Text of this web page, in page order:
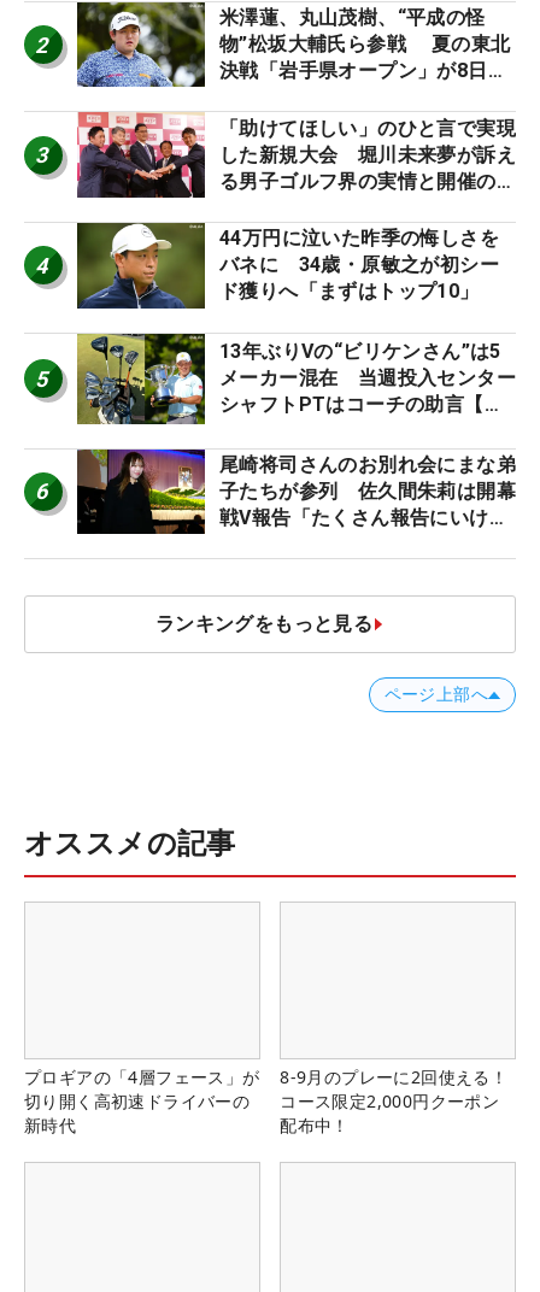
ーのヒトネタ！】
2
米澤蓮、丸山茂樹、“平成の怪
物”松坂大輔氏ら参戦 夏の東北
決戦「岩手県オープン」が8日開
3
「助けてほしい」のひと言で実現
した新規大会 堀川未来夢が訴え
る男子ゴルフ界の実情と開催の舞
4
44万円に泣いた昨季の悔しさを
バネに 34歳・原敏之が初シー
ド獲りへ「まずはトップ10」
5
13年ぶりVの“ビリケンさん”は5
メーカー混在 当週投入センター
シャフトPTはコーチの助言【勝
6
尾崎将司さんのお別れ会にまな弟
子たちが参列 佐久間朱莉は開幕
戦V報告「たくさん報告にいける
ランキングをもっと見る
ページ上部へ
オススメの記事
プロギアの「4層フェース」が
切り開く高初速ドライバーの
新時代
8-9月のプレーに2回使える！
コース限定2,000円クーポン
配布中！